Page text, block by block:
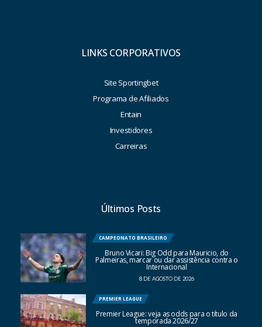
LINKS CORPORATIVOS
Site Sportingbet
Programa de Afiliados
Entain
Investidores
Carreiras
Últimos Posts
CAMPEONATO BRASILEIRO
Bruno Vicari: Big Odd para Mauricio, do
Palmeiras, marcar ou dar assistência contra o
Internacional
8 DE AGOSTO DE 2026
PREMIER LEAGUE
Premier League: veja as odds para o título da
temporada 2026/27